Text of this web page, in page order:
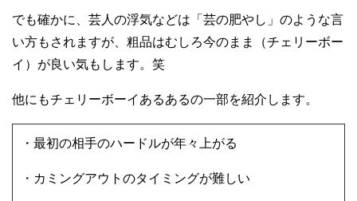
でも確かに、芸人の浮気などは「芸の肥やし」のような言
い方もされますが、粗品はむしろ今のまま（チェリーボー
イ）が良い気もします。笑
他にもチェリーボーイあるあるの一部を紹介します。
・最初の相手のハードルが年々上がる
・カミングアウトのタイミングが難しい